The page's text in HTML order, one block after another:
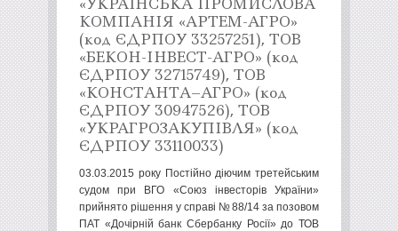
КОМПАНІЯ «АРТЕМ-АГРО»
(код ЄДРПОУ 33257251), ТОВ
«БЕКОН-ІНВЕСТ-АГРО» (код
ЄДРПОУ 32715749), ТОВ
«КОНСТАНТА–АГРО» (код
ЄДРПОУ 30947526), ТОВ
«УКРАГРОЗАКУПІВЛЯ» (код
ЄДРПОУ 33110033)
03.03.2015 року Постійно діючим третейським
судом при ВГО «Союз інвесторів України»
прийнято рішення у справі № 88/14 за позовом
ПАТ «Дочірній банк Сбербанку Росії» до ТОВ